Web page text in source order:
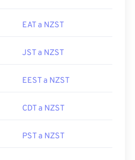
EAT a NZST
JST a NZST
EEST a NZST
CDT a NZST
PST a NZST